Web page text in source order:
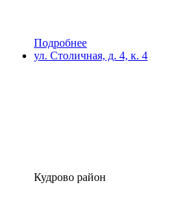
Подробнее
ул. Столичная, д. 4, к. 4
Кудрово район